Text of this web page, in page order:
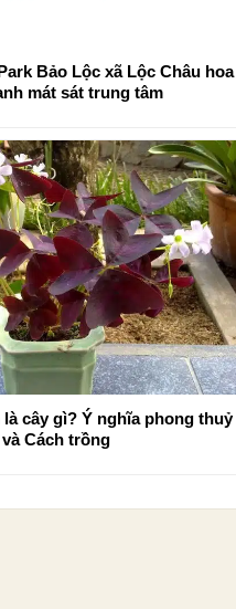
Bảo Lộc xã Lộc Châu hoa
mát sát trung tâm
cây gì? Ý nghĩa phong thuỷ
và Cách trồng